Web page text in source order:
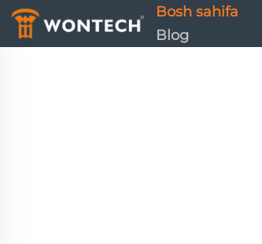
Bosh sahifa
Blog